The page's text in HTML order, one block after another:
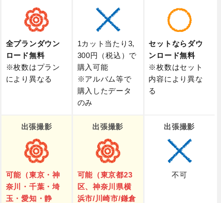
全プランダウン
ロード無料
※枚数はプラン
により異なる
1カット当たり3,
300円（税込）で
購入可能
※アルバム等で
購入したデータ
のみ
セットならダウ
ンロード無料
※枚数はセット
内容により異な
る
出張撮影
可能（東京・神
奈川・千葉・埼
玉・愛知・静
出張撮影
可能（東京都23
区、神奈川県横
浜市/川崎市/鎌倉
出張撮影
不可